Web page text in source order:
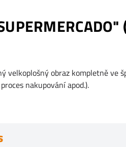
velkoplošný obraz kompletně ve
nakupování apod.).